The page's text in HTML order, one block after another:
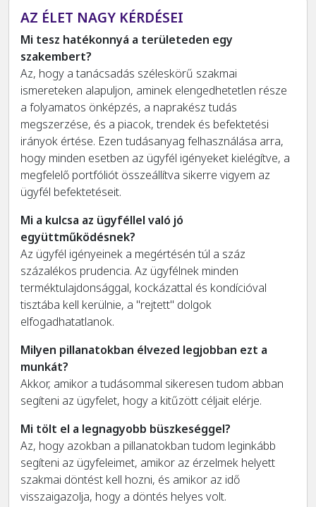
AZ ÉLET NAGY KÉRDÉSEI
Mi tesz hatékonnyá a területeden egy
szakembert?
Az, hogy a tanácsadás széleskörű szakmai
ismereteken alapuljon, aminek elengedhetetlen része
a folyamatos önképzés, a naprakész tudás
megszerzése, és a piacok, trendek és befektetési
irányok értése. Ezen tudásanyag felhasználása arra,
hogy minden esetben az ügyfél igényeket kielégítve, a
megfelelő portfóliót összeállítva sikerre vigyem az
ügyfél befektetéseit.
Mi a kulcsa az ügyféllel való jó
együttműködésnek?
Az ügyfél igényeinek a megértésén túl a száz
százalékos prudencia. Az ügyfélnek minden
terméktulajdonsággal, kockázattal és kondícióval
tisztába kell kerülnie, a "rejtett" dolgok
elfogadhatatlanok.
Milyen pillanatokban élvezed legjobban ezt a
munkát?
Akkor, amikor a tudásommal sikeresen tudom abban
segíteni az ügyfelet, hogy a kitűzött céljait elérje.
Mi tölt el a legnagyobb büszkeséggel?
Az, hogy azokban a pillanatokban tudom leginkább
segíteni az ügyfeleimet, amikor az érzelmek helyett
szakmai döntést kell hozni, és amikor az idő
visszaigazolja, hogy a döntés helyes volt.